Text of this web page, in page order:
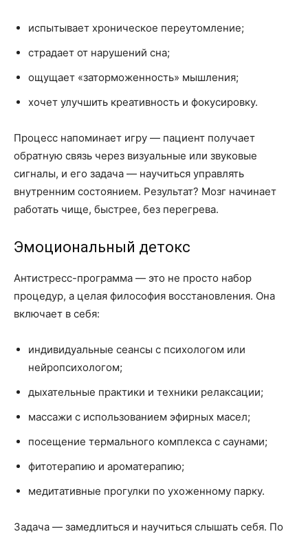
испытывает хроническое переутомление;
страдает от нарушений сна;
ощущает «заторможенность» мышления;
хочет улучшить креативность и фокусировку.
Процесс напоминает игру — пациент получает
обратную связь через визуальные или звуковые
сигналы, и его задача — научиться управлять
внутренним состоянием. Результат? Мозг начинает
работать чище, быстрее, без перегрева.
Эмоциональный детокс
Антистресс-программа — это не просто набор
процедур, а целая философия восстановления. Она
включает в себя:
индивидуальные сеансы с психологом или
нейропсихологом;
дыхательные практики и техники релаксации;
массажи с использованием эфирных масел;
посещение термального комплекса с саунами;
фитотерапию и ароматерапию;
медитативные прогулки по ухоженному парку.
Задача — замедлиться и научиться слышать себя. По